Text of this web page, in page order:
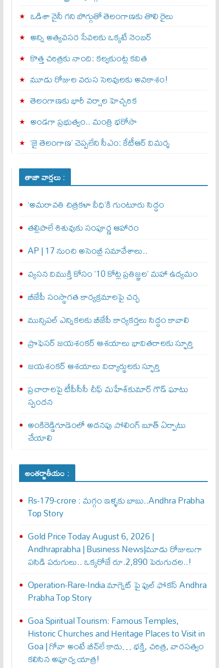
ఒడిశా నైనీ గని బొగ్గుతో తెలంగాణకు తొలి రైలు
అన్ని అత్యవసర సేవలకు ఒక్క‌టే నెంబ‌ర్‌
కొత్త చరిత్రకు నాంది: క‌ల్వ‌కుంట్ల కవిత
మూడు రోజుల వరుస సెలవులకు అవకాశం!
తెలంగాణకు భారీ వర్షాల హెచ్చరిక
అండగా ప్రభుత్వం.. మంత్రి భరోసా
‘జై తెలంగాణ’ చెప్పలేని సీఎం: కేటీఆర్ విమర్శ
తాజా వార్తలు :
‘అమరావతి చిత్రకళా వీధి’కి గుంటూరు సిద్ధం
తల్లిపాలే శిశువుకు సంపూర్ణ ఆహారం
AP | 17 నుంచి అసెంబ్లీ సమావేశాలు..
వ్యసన విముక్తి కోసం ’10 కోట్ల ప్రతిజ్ఞల’ మహా ఉద్యమం
బీజేపీ సంస్థాగత కార్యక్రమాలపై చర్చ
మున్సిపల్ ఎన్నికలకు బీజేపీ కార్యకర్తలు సిద్ధం కావాలి
ప్రొఫెసర్ జయశంకర్ ఆశయాలు భావితరాలకు స్ఫూర్తి
జయశంకర్ ఆశయాలు విద్యార్థులకు స్ఫూర్తి
ప్రచారాలపై టీపీసీసీ చీఫ్ మహేశ్‌కుమార్ గౌడ్ ఘాటు
స్పందన
అంకిరెడ్డిగూడెంలో అదనపు పోలింగ్ బూత్ ఏర్పాటు
చేయాలి
అంతర్జాతీయం :
Rs-179-crore : మ‌గ్గం ఇళ్ళ‌కు బాబు..Andhra Prabha
Top Story
Gold Price Today August 6, 2026 |
Andhraprabha | Business News|మూడు రోజులుగా
పసిడి పరుగులు.. ఒక్కరోజే రూ.2,890 పెరుగుద‌ల‌..!
Operation-Rare-India మాగ్నెట్ పై ఫుల్ ఫోక‌స్ Andhra
Prabha Top Story
Goa Spiritual Tourism: Famous Temples,
Historic Churches and Heritage Places to Visit in
Goa | గోవా అంటే బీచ్‌లే కాదు… భక్తి, చరిత్ర, వారసత్వం
కలిసిన అపూర్వ యాత్ర!